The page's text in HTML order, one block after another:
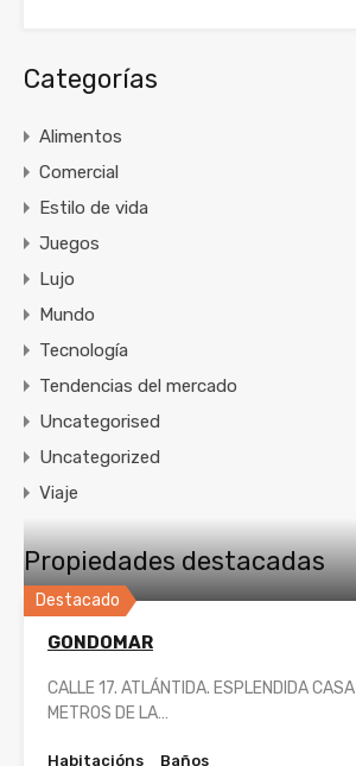
Categorías
Alimentos
Comercial
Estilo de vida
Juegos
Lujo
Mundo
Tecnología
Tendencias del mercado
Uncategorised
Uncategorized
Viaje
Propiedades destacadas
Destacado
GONDOMAR
CALLE 17. ATLÁNTIDA. ESPLENDIDA
METROS DE LA…
Habitacións Baños